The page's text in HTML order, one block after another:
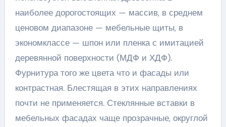
наиболее дорогостоящих — массив, в среднем
ценовом диапазоне — мебельные щиты, в
экономклассе — шпон или пленка с имитацией
деревянной поверхности (МДФ и ХДФ).
Фурнитура того же цвета что и фасады или
контрастная. Блестящая в этих направлениях
почти не применяется. Стеклянные вставки в
мебельных фасадах чаще прозрачные, округлой